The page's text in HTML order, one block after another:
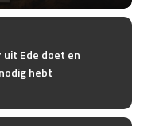
Ede doet en
hebt